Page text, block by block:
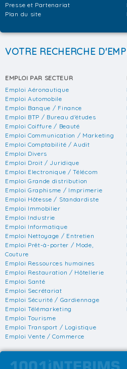
Presse et Partenariat
Plan du site
VOTRE RECHERCHE
EMPLOI PAR SECTEUR
Emploi Aéronautique
Emploi Automobile
Emploi Banque / Finance
Emploi BTP / Bureau d'études
Emploi Coiffure / Beauté
Emploi Communication / Marketing
Emploi Comptabilité / Audit
Emploi Divers
Emploi Droit / Juridique
Emploi Electronique / Télécom
Emploi Grande distribution
Emploi Graphisme / Imprimerie
Emploi Hôtesse / Standardiste
Emploi Immobilier
Emploi Industrie
Emploi Informatique
Emploi Nettoyage / Entretien
Emploi Prêt-à-porter / Mode,
Couture
Emploi Ressources humaines
Emploi Restauration / Hôtellerie
Emploi Santé
Emploi Secrétariat
Emploi Sécurité / Gardiennage
Emploi Télémarketing
Emploi Tourisme
Emploi Transport / Logistique
Emploi Vente / Commerce